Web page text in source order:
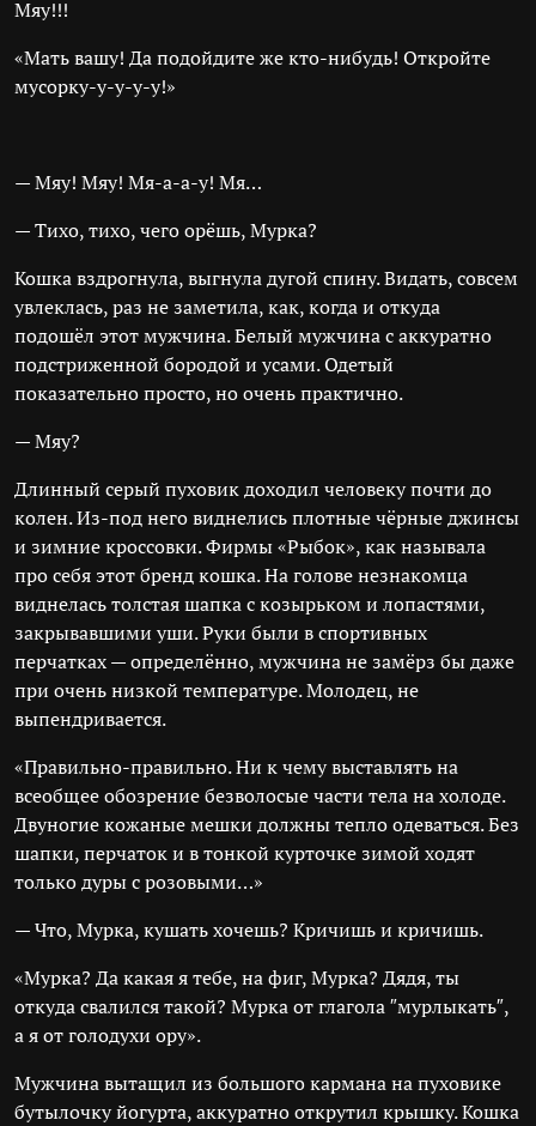
Мяу!!!
«Мать вашу! Да подойдите же кто-нибудь! Откройте
мусорку-у-у-у-у!»
— Мяу! Мяу! Мя-а-а-у! Мя…
— Тихо, тихо, чего орёшь, Мурка?
Кошка вздрогнула, выгнула дугой спину. Видать, совсем
увлеклась, раз не заметила, как, когда и откуда
подошёл этот мужчина. Белый мужчина с аккуратно
подстриженной бородой и усами. Одетый
показательно просто, но очень практично.
— Мяу?
Длинный серый пуховик доходил человеку почти до
колен. Из-под него виднелись плотные чёрные джинсы
и зимние кроссовки. Фирмы «Рыбок», как называла
про себя этот бренд кошка. На голове незнакомца
виднелась толстая шапка с козырьком и лопастями,
закрывавшими уши. Руки были в спортивных
перчатках — определённо, мужчина не замёрз бы даже
при очень низкой температуре. Молодец, не
выпендривается.
«Правильно-правильно. Ни к чему выставлять на
всеобщее обозрение безволосые части тела на холоде.
Двуногие кожаные мешки должны тепло одеваться. Без
шапки, перчаток и в тонкой курточке зимой ходят
только дуры с розовыми…»
— Что, Мурка, кушать хочешь? Кричишь и кричишь.
«Мурка? Да какая я тебе, на фиг, Мурка? Дядя, ты
откуда свалился такой? Мурка от глагола ″мурлыкать″,
а я от голодухи ору».
Мужчина вытащил из большого кармана на пуховике
бутылочку йогурта, аккуратно открутил крышку. Кошка